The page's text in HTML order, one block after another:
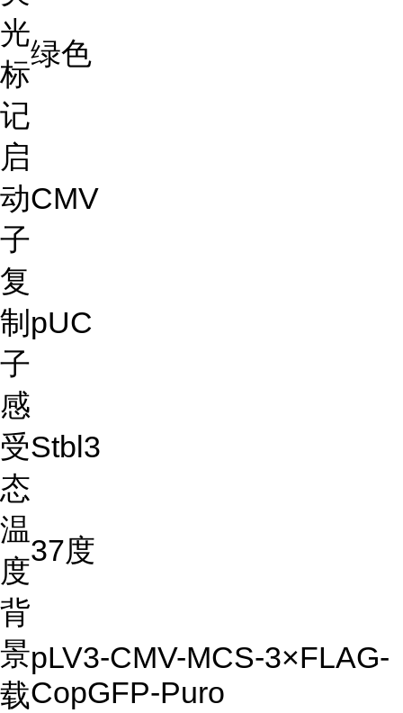
光
标
记
绿色
启
动
子
CMV
复
制
子
pUC
感
受
态
Stbl3
温
度
37度
背
景
载
pLV3-CMV-MCS-3×FLAG-
CopGFP-Puro